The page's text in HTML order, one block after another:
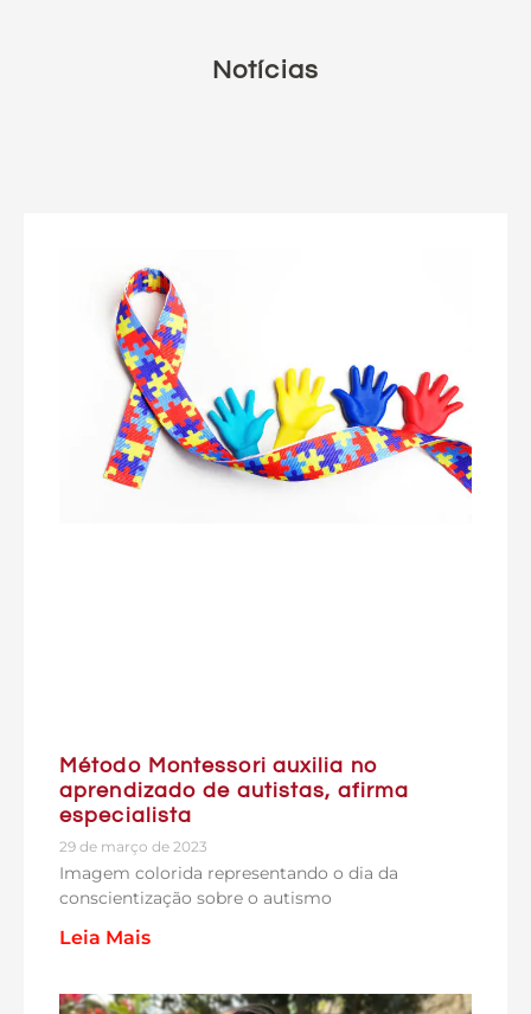
Notícias
Método Montessori auxilia no
aprendizado de autistas, afirma
especialista
29 de março de 2023
Imagem colorida representando o dia da
conscientização sobre o autismo
Leia Mais